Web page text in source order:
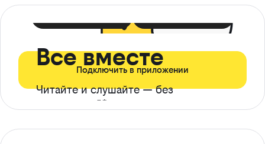
Все вместе
Читайте и слушайте — без
ограничений*
Подключить в приложении